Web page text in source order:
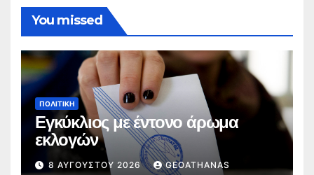
You missed
ΠΟΛΙΤΙΚΉ
Εγκύκλιος με έντονο άρωμα
εκλογών
8 ΑΥΓΟΎΣΤΟΥ 2026 GEOATHANAS